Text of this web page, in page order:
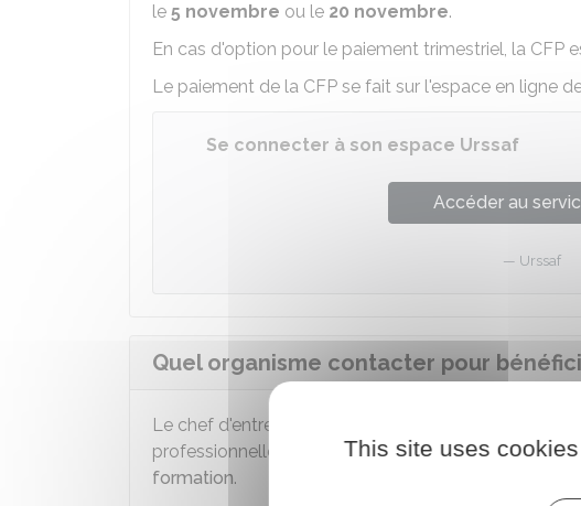
le 5 novembre ou le 20 novembre.
En cas d'option pour le paiement trimestriel, la CFP
Le paiement de la CFP se fait sur l'espace en ligne
Se connecter à son espace Urssaf
Accéder au
Urssaf
Quel organisme contacter pour
Le chef d'entreprise doit être à jour du paiement de
professionnelle (CFP) avant toute demande de
formation.
This site uses